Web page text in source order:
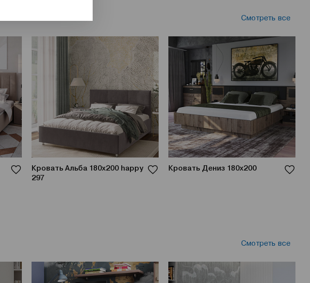
Смотреть все
Кровать Альба 180x200 happy
297
Кровать Дениз 180x200
Смотреть все